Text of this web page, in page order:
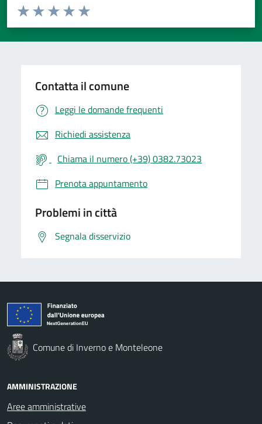
Valuta da 1 a 5 stelle la pagina
Valuta 5 stelle su 5
Valuta 4 stelle su 5
Valuta 3 stelle su 5
Valuta 2 stelle su 5
Valuta 1 stelle su 5
Contatta il comune
Leggi le domande frequenti
Richiedi assistenza
Chiama il numero (+39) 0382.73023
Prenota appuntamento
Problemi in città
Segnala disservizio
Comune di Inverno e Monteleone
AMMINISTRAZIONE
Aree amministrative